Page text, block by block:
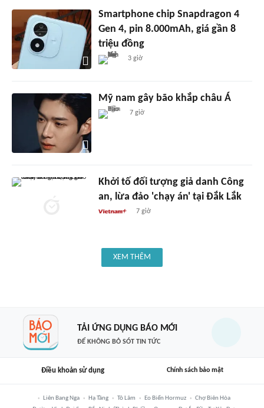
Smartphone chip Snapdragon 4
Gen 4, pin 8.000mAh, giá gần 8
triệu đồng
3 giờ
Mỹ nam gây bão khắp châu Á
7 giờ
Khởi tố đối tượng giả danh Công
an, lừa đảo 'chạy án' tại Đắk Lắk
7 giờ
XEM THÊM
TẢI ỨNG DỤNG BÁO MỚI
ĐỂ KHÔNG BỎ SÓT TIN TỨC
Điều khoản sử dụng Chính sách bảo mật
Liên Bang Nga Hạ Tầng Tô Lâm Eo Biển Hormuz
Chợ Biên Hòa